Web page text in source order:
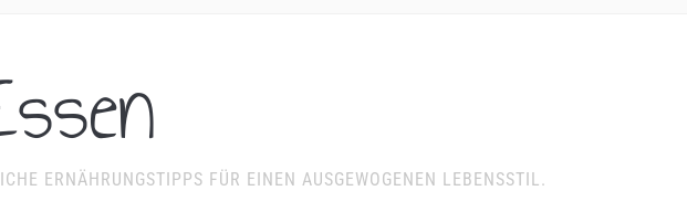
ERNÄHRUNGSTIPPS FÜR EINEN AUSGEWOGENEN LEBENSSTIL.